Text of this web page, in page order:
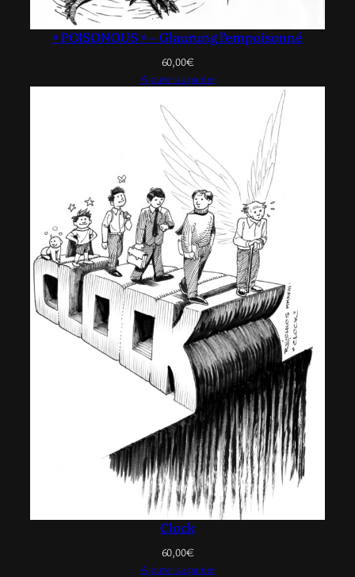
« POISONOUS » – Glaurung l’empoisonné
60,00€
Ajouter au panier
Clock
60,00€
Ajouter au panier